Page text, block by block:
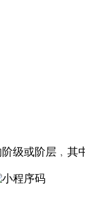
级或阶层﹐其